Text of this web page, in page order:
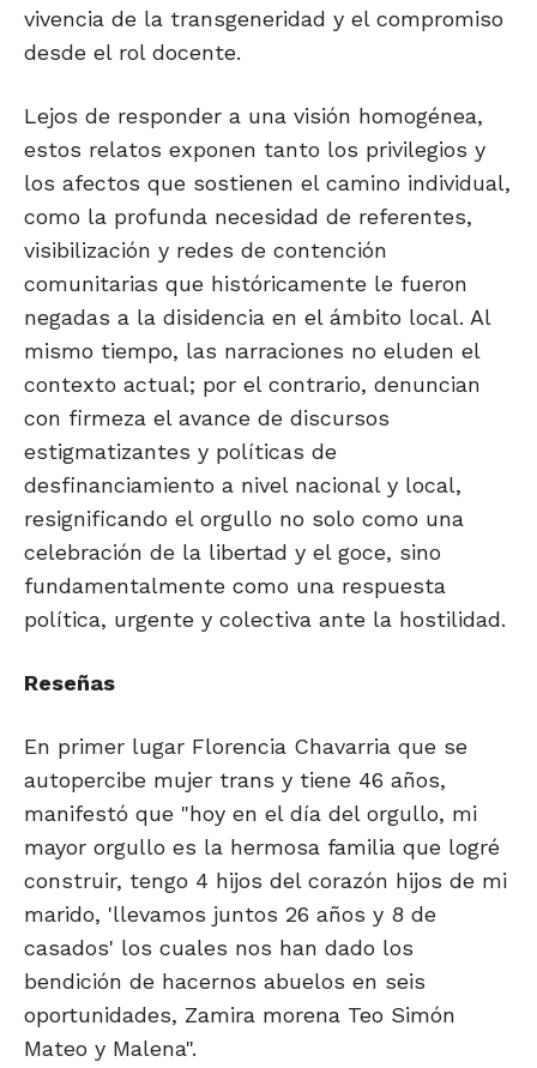
vivencia de la transgeneridad y el compromiso
desde el rol docente.
Lejos de responder a una visión homogénea,
estos relatos exponen tanto los privilegios y
los afectos que sostienen el camino individual,
como la profunda necesidad de referentes,
visibilización y redes de contención
comunitarias que históricamente le fueron
negadas a la disidencia en el ámbito local. Al
mismo tiempo, las narraciones no eluden el
contexto actual; por el contrario, denuncian
con firmeza el avance de discursos
estigmatizantes y políticas de
desfinanciamiento a nivel nacional y local,
resignificando el orgullo no solo como una
celebración de la libertad y el goce, sino
fundamentalmente como una respuesta
política, urgente y colectiva ante la hostilidad.
Reseñas
En primer lugar Florencia Chavarria que se
autopercibe mujer trans y tiene 46 años,
manifestó que "hoy en el día del orgullo, mi
mayor orgullo es la hermosa familia que logré
construir, tengo 4 hijos del corazón hijos de mi
marido, 'llevamos juntos 26 años y 8 de
casados' los cuales nos han dado los
bendición de hacernos abuelos en seis
oportunidades, Zamira morena Teo Simón
Mateo y Malena".